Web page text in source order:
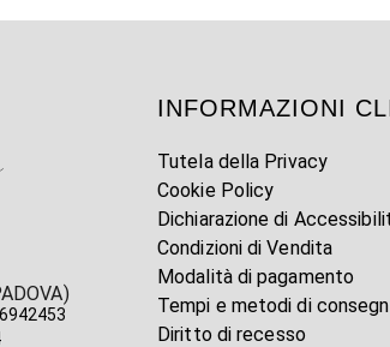
INFORMAZIONI
Tutela della Privacy
Cookie Policy
Dichiarazione di
Condizioni di Vendita
Modalità di pagamento
Tempi e metodi di
Diritto di recesso